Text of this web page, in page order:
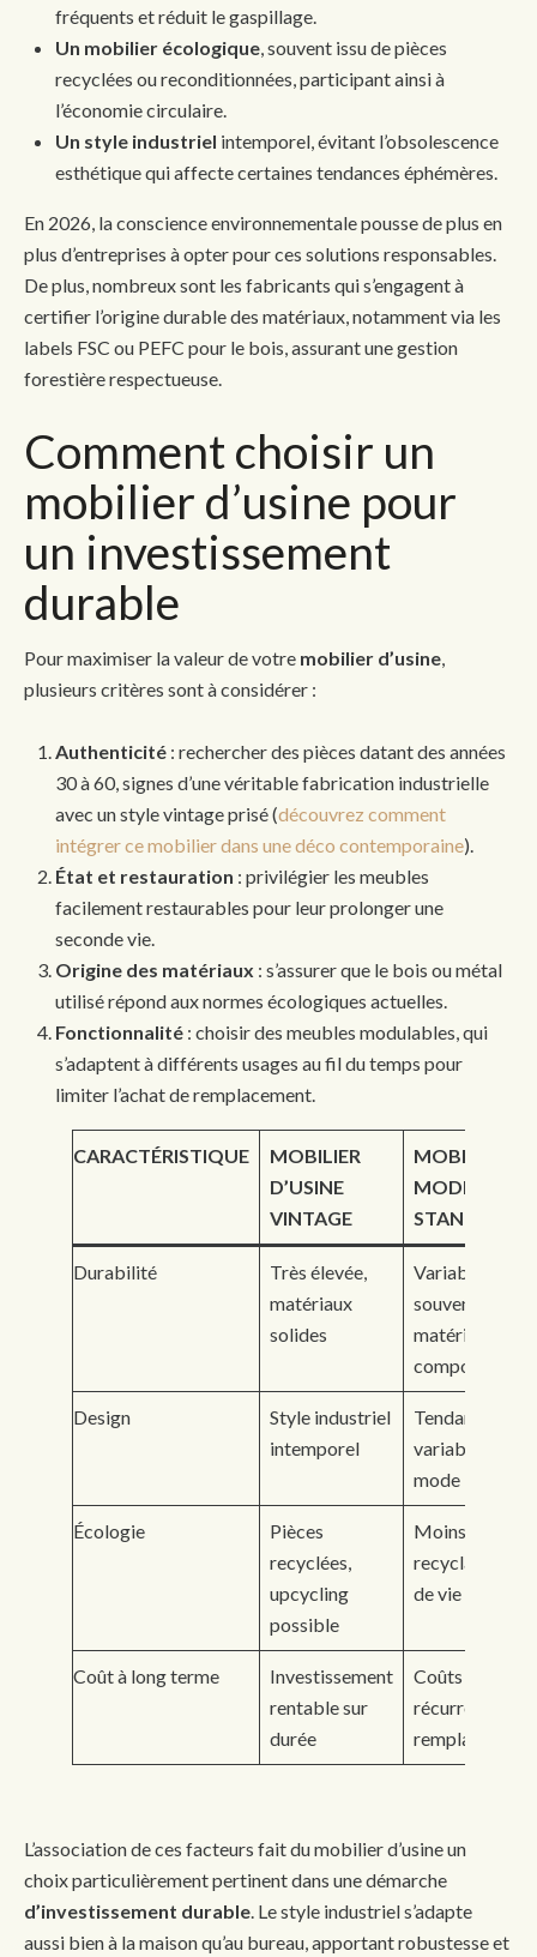
fréquents et réduit le gaspillage.
Un mobilier écologique , souvent issu de pièces
recyclées ou reconditionnées, participant ainsi à
l’économie circulaire.
Un style industriel intemporel, évitant l’obsolescence
esthétique qui affecte certaines tendances éphémères.
En 2026, la conscience environnementale pousse de plus en
plus d’entreprises à opter pour ces solutions responsables.
De plus, nombreux sont les fabricants qui s’engagent à
certifier l’origine durable des matériaux, notamment via les
labels FSC ou PEFC pour le bois, assurant une gestion
forestière respectueuse.
Comment choisir un
mobilier d’usine pour
un investissement
durable
Pour maximiser la valeur de votre mobilier d’usine
plusieurs critères sont à considérer :
Authenticité : rechercher des pièces datant des années
30 à 60, signes d’une véritable fabrication industrielle
avec un style vintage prisé (découvrez comment
intégrer ce mobilier dans une déco contemporaine).
État et restauration : privilégier les meubles
facilement restaurables pour leur prolonger une
seconde vie.
Origine des matériaux : s’assurer que le bois ou métal
utilisé répond aux normes écologiques actuelles.
Fonctionnalité : choisir des meubles modulables, qui
s’adaptent à différents usages au fil du temps pour
limiter l’achat de remplacement.
CARACTÉRISTIQUE
MOBILIER
D’USINE
VINTAGE
MOBILIER
MODERNE
STANDARD
Durabilité
Très élevée,
matériaux
solides
Variable,
souvent
matériaux
composites
Design
Style industriel
intemporel
Tendance
variable selon
mode
Écologie
Pièces
recyclées,
upcycling
possible
Moins souvent
recyclable, fin
de vie difficile
Coût à long terme
Investissement
rentable sur
durée
Coûts
récurrents
L’association de ces facteurs fait du mobilier d’usine un
choix particulièrement pertinent dans une démarche
d’investissement durable. Le style industriel s’adapte
aussi bien à la maison qu’au bureau, apportant robustesse et